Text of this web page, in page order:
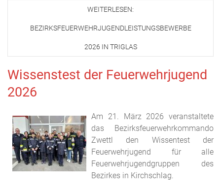
WEITERLESEN:
BEZIRKSFEUERWEHRJUGENDLEISTUNGSBEWERBE
2026 IN TRIGLAS
Wissenstest der Feuerwehrjugend
2026
Am 21. März 2026 veranstaltete
das Bezirksfeuerwehrkommando
Zwettl den Wissentest der
Feuerwehrjugend für alle
Feuerwehrjugendgruppen des
Bezirkes in Kirchschlag.